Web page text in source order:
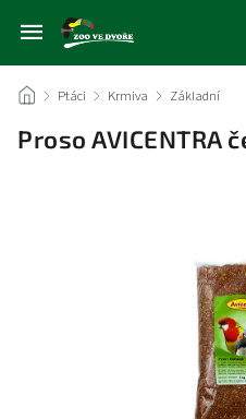
/ Ptáci / Krmiva / Základní
Proso AVICENTRA